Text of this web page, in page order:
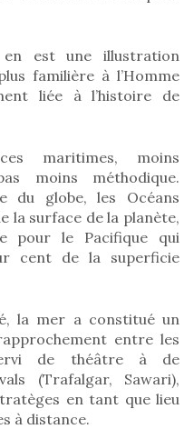
en est une illustration
familière à l’Homme
liée à l’histoire de
maritimes, moins
moins méthodique.
du globe, les Océans
la surface de la planète,
pour le Pacifique qui
cent de la superficie
la mer a constitué un
entre les
de théâtre à de
(Trafalgar, Sawari),
en tant que lieu
à distance.